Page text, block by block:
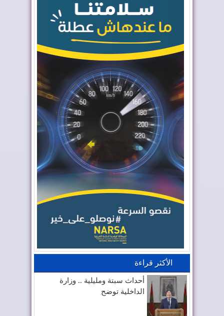
الأكثر قراءة
أحداث سبتة ومليلية .. وزارة
الداخلية توضح